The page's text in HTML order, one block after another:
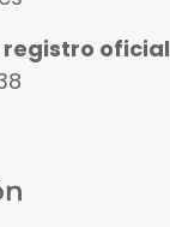
registro oficial